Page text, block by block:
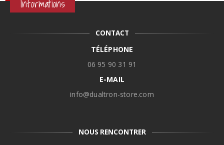
Informations
CONTACT
TÉLÉPHONE
06 95 90 31 91
E-MAIL
info@dualtron-store.com
NOUS RENCONTRER